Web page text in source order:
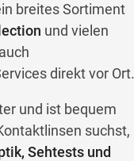
breites Sortiment
und vielen
direkt vor Ort.
und ist bequem
suchst,
Sehtests und